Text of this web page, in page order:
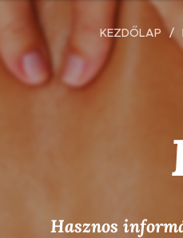
KEZDŐLAP
Hasznos